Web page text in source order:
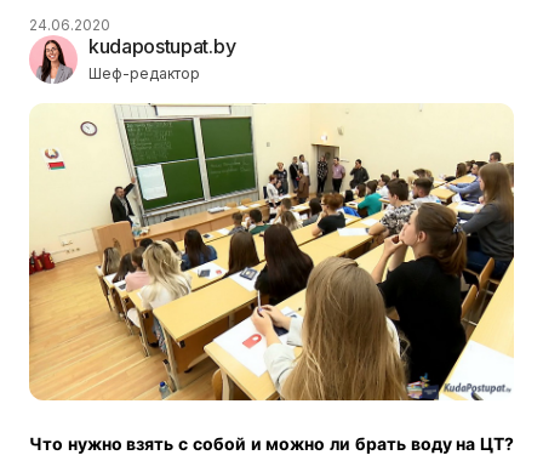
kudapostupat.by
Шеф-редактор
24.06.2020
Что нужно взять с собой и можно ли брать воду на ЦТ?